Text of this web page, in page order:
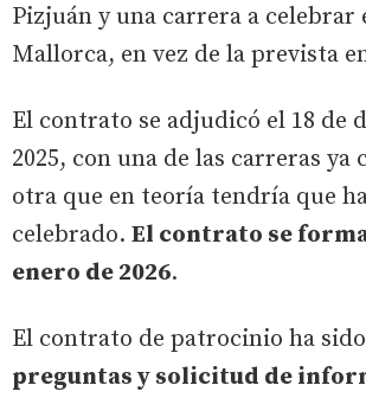
Pizjuán y una carrera a celebrar
Mallorca, en vez de la prevista
El contrato se adjudicó el 18 de
2025, con una de las carreras ya
otra que en teoría tendría que
celebrado. El contrato se
enero de 2026.
El contrato de patrocinio ha
preguntas y solicitud de